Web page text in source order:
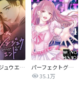
シンジュウエンド【タテヨミ】
パーフェクトグリッター
35.1万